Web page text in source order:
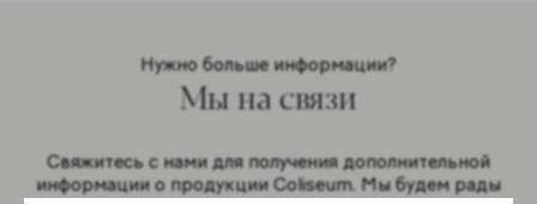
Нужно больше информации?
Мы на связи
Свяжитесь с нами для получения дополнительной
информации о продукции Coliseum. Мы будем рады